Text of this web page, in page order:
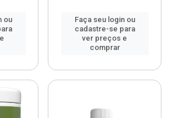
ou
Faça seu login ou
cadastre-se para
ver preços e
comprar